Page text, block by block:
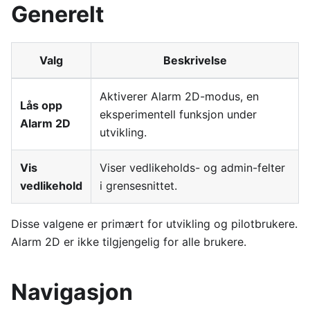
Generelt
Valg Beskrivelse
Lås opp
Alarm 2D
Aktiverer Alarm 2D-modus, en
eksperimentell funksjon under
utvikling.
Vis
vedlikehold
Viser vedlikeholds- og admin-felter
i grensesnittet.
Disse valgene er primært for utvikling og pilotbrukere.
Alarm 2D er ikke tilgjengelig for alle brukere.
Navigasjon